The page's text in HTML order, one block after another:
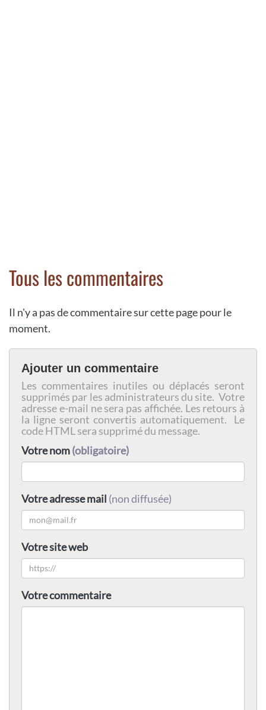
Tous les commentaires
Il n'y a pas de commentaire sur cette page pour le
moment.
Ajouter un commentaire
Les commentaires inutiles ou déplacés seront
supprimés par les administrateurs du site. Votre
adresse e-mail ne sera pas affichée. Les retours à
la ligne seront convertis automatiquement. Le
code HTML sera supprimé du message.
Votre nom(obligatoire)
Votre adresse mail (non diffusée)
Votre site web
Votre commentaire